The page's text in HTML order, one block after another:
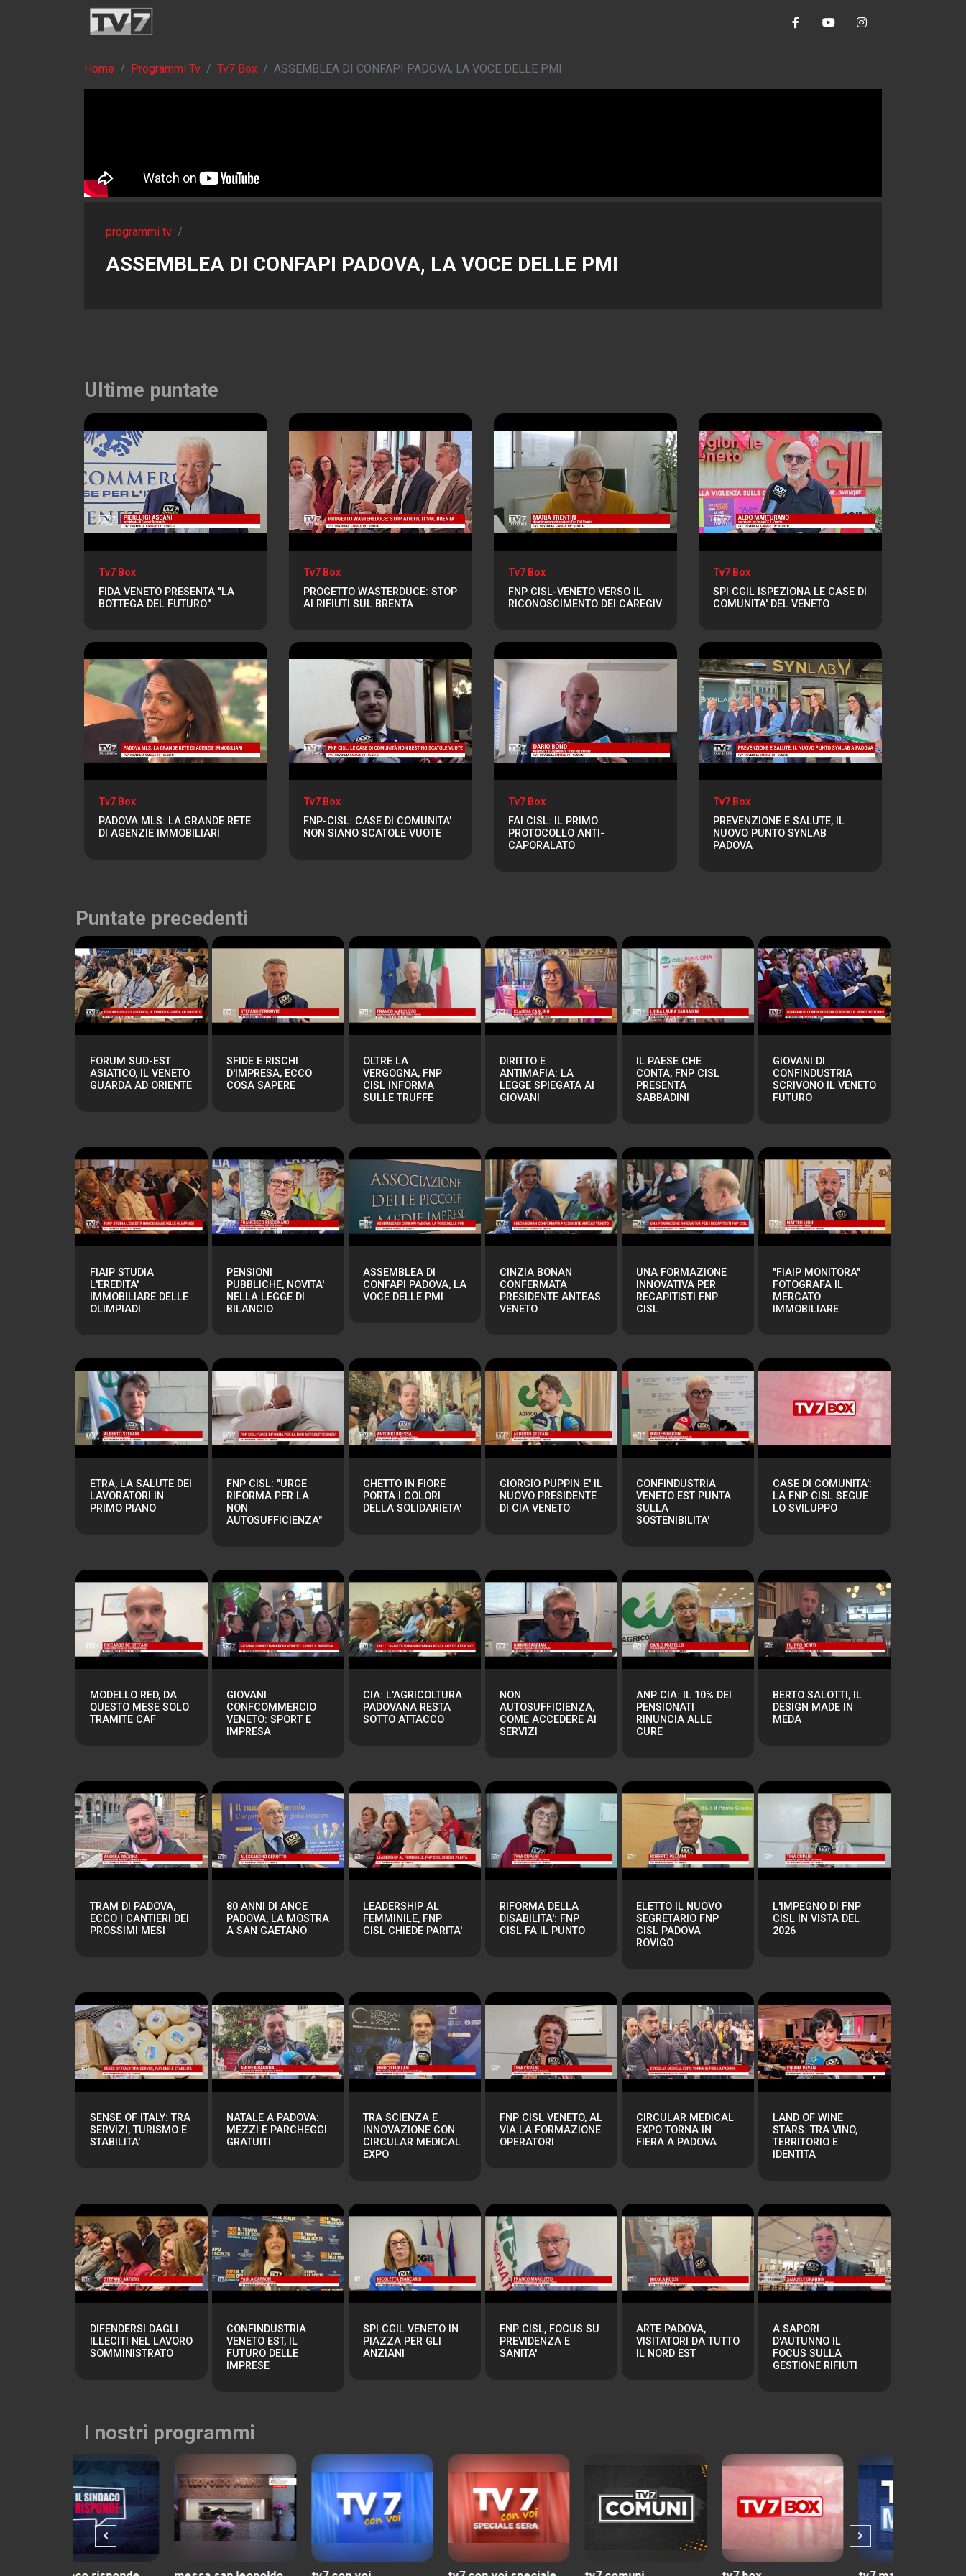
Home Programmi Tv Tv7 Box ASSEMBLEA DI CONFAPI PADOVA, LA VOCE DELLE PMI
programmi tv /
ASSEMBLEA DI CONFAPI PADOVA, LA VOCE DELLE PMI
Ultime puntate
Tv7 Box
FIDA VENETO PRESENTA "LA
BOTTEGA DEL FUTURO"
Tv7 Box
PROGETTO WASTERDUCE: STOP
AI RIFIUTI SUL BRENTA
Tv7 Box
FNP CISL-VENETO VERSO IL
RICONOSCIMENTO DEI CAREGIV
Tv7 Box
SPI CGIL ISPEZIONA LE CASE DI
COMUNITA' DEL VENETO
Tv7 Box
PADOVA MLS: LA GRANDE RETE
DI AGENZIE IMMOBILIARI
Tv7 Box
FNP-CISL: CASE DI COMUNITA'
NON SIANO SCATOLE VUOTE
Tv7 Box
FAI CISL: IL PRIMO
PROTOCOLLO ANTI-
CAPORALATO
Tv7 Box
PREVENZIONE E SALUTE, IL
NUOVO PUNTO SYNLAB
PADOVA
Puntate precedenti
FORUM SUD-EST
ASIATICO, IL VENETO
GUARDA AD ORIENTE
SFIDE E RISCHI
D'IMPRESA, ECCO
COSA SAPERE
OLTRE LA
VERGOGNA, FNP
CISL INFORMA
SULLE TRUFFE
DIRITTO E
ANTIMAFIA: LA
LEGGE SPIEGATA AI
GIOVANI
IL PAESE CHE
CONTA, FNP CISL
PRESENTA
SABBADINI
GIOVANI DI
CONFINDUSTRIA
SCRIVONO IL VENETO
FUTURO
FIAIP STUDIA
L'EREDITA'
IMMOBILIARE DELLE
OLIMPIADI
PENSIONI
PUBBLICHE, NOVITA'
NELLA LEGGE DI
BILANCIO
ASSEMBLEA DI
CONFAPI PADOVA, LA
VOCE DELLE PMI
CINZIA BONAN
CONFERMATA
PRESIDENTE ANTEAS
VENETO
UNA FORMAZIONE
INNOVATIVA PER
RECAPITISTI FNP
CISL
"FIAIP MONITORA"
FOTOGRAFA IL
MERCATO
IMMOBILIARE
ETRA, LA SALUTE DEI
LAVORATORI IN
PRIMO PIANO
FNP CISL: "URGE
RIFORMA PER LA
NON
AUTOSUFFICIENZA"
GHETTO IN FIORE
PORTA I COLORI
DELLA SOLIDARIETA'
GIORGIO PUPPIN E' IL
NUOVO PRESIDENTE
DI CIA VENETO
CONFINDUSTRIA
VENETO EST PUNTA
SULLA
SOSTENIBILITA'
CASE DI COMUNITA':
LA FNP CISL SEGUE
LO SVILUPPO
MODELLO RED, DA
QUESTO MESE SOLO
TRAMITE CAF
GIOVANI
CONFCOMMERCIO
VENETO: SPORT E
IMPRESA
CIA: L'AGRICOLTURA
PADOVANA RESTA
SOTTO ATTACCO
NON
AUTOSUFFICIENZA,
COME ACCEDERE AI
SERVIZI
ANP CIA: IL 10% DEI
PENSIONATI
RINUNCIA ALLE
CURE
BERTO SALOTTI, IL
DESIGN MADE IN
MEDA
TRAM DI PADOVA,
ECCO I CANTIERI DEI
PROSSIMI MESI
80 ANNI DI ANCE
PADOVA, LA MOSTRA
A SAN GAETANO
LEADERSHIP AL
FEMMINILE, FNP
CISL CHIEDE PARITA'
RIFORMA DELLA
DISABILITA': FNP
CISL FA IL PUNTO
ELETTO IL NUOVO
SEGRETARIO FNP
CISL PADOVA
ROVIGO
L'IMPEGNO DI FNP
CISL IN VISTA DEL
2026
SENSE OF ITALY: TRA
SERVIZI, TURISMO E
STABILITA'
NATALE A PADOVA:
MEZZI E PARCHEGGI
GRATUITI
TRA SCIENZA E
INNOVAZIONE CON
CIRCULAR MEDICAL
EXPO
FNP CISL VENETO, AL
VIA LA FORMAZIONE
OPERATORI
CIRCULAR MEDICAL
EXPO TORNA IN
FIERA A PADOVA
LAND OF WINE
STARS: TRA VINO,
TERRITORIO E
IDENTITA
DIFENDERSI DAGLI
ILLECITI NEL LAVORO
SOMMINISTRATO
CONFINDUSTRIA
VENETO EST, IL
FUTURO DELLE
IMPRESE
SPI CGIL VENETO IN
PIAZZA PER GLI
ANZIANI
FNP CISL, FOCUS SU
PREVIDENZA E
SANITA'
ARTE PADOVA,
VISITATORI DA TUTTO
IL NORD EST
A SAPORI
D'AUTUNNO IL
FOCUS SULLA
GESTIONE RIFIUTI
I nostri programmi